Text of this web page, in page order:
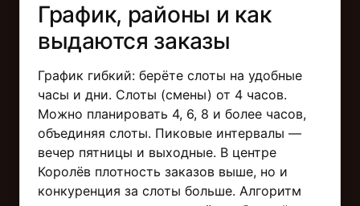
График, районы и как
выдаются заказы
График гибкий: берёте слоты на удобные
часы и дни. Слоты (смены) от 4 часов.
Можно планировать 4, 6, 8 и более часов,
объединяя слоты. Пиковые интервалы —
вечер пятницы и выходные. В центре
Королёв плотность заказов выше, но и
конкуренция за слоты больше. Алгоритм